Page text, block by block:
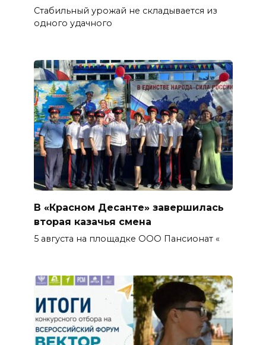
Стабильный урожай не складывается из
одного удачного
В «Красном Десанте» завершилась
вторая казачья смена
5 августа на площадке ООО Пансионат «